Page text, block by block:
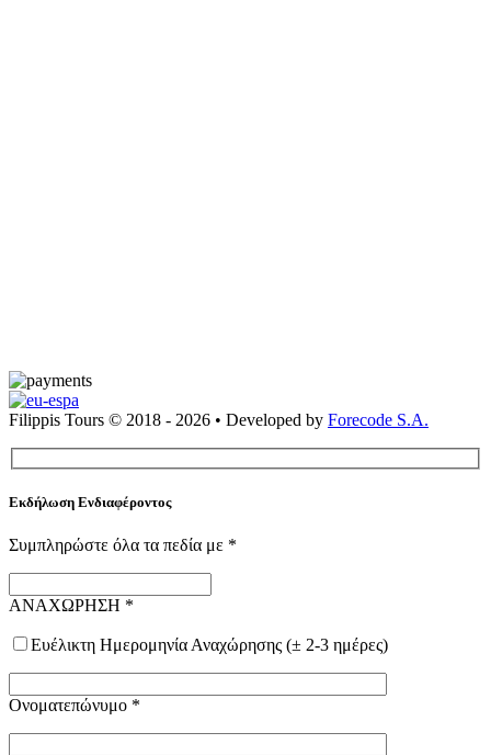
Filippis Tours © 2018 - 2026 • Developed by Forecode S.A.
Εκδήλωση Ενδιαφέροντος
Συμπληρώστε όλα τα πεδία με *
ΑΝΑΧΩΡΗΣΗ *
Ευέλικτη Ημερομηνία Αναχώρησης (± 2-3 ημέρες)
Ονοματεπώνυμο *